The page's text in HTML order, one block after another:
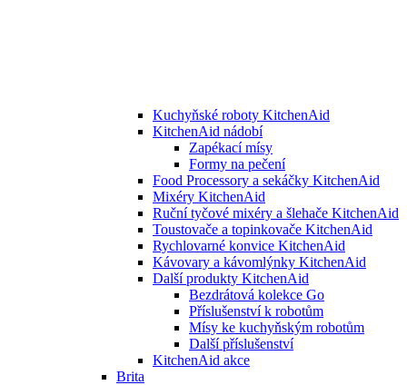
Kuchyňské roboty KitchenAid
KitchenAid nádobí
Zapékací mísy
Formy na pečení
Food Processory a sekáčky KitchenAid
Mixéry KitchenAid
Ruční tyčové mixéry a šlehače KitchenAid
Toustovače a topinkovače KitchenAid
Rychlovarné konvice KitchenAid
Kávovary a kávomlýnky KitchenAid
Další produkty KitchenAid
Bezdrátová kolekce Go
Příslušenství k robotům
Mísy ke kuchyňským robotům
Další příslušenství
KitchenAid akce
Brita